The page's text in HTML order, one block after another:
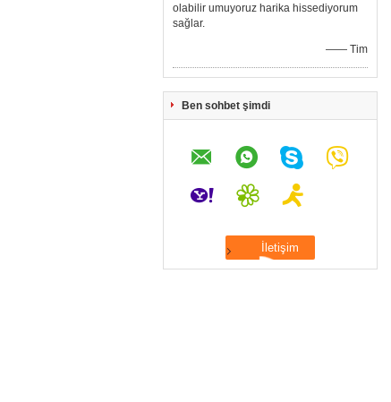
olabilir umuyoruz harika hissediyorum
sağlar.
—— Tim
Ben sohbet şimdi